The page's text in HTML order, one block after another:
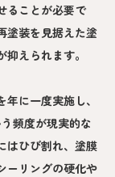
ることが必要で
塗装を見据えた塗
えられます。
に一度実施し、
頻度が現実的な
はひび割れ、塗膜
ーリングの硬化や